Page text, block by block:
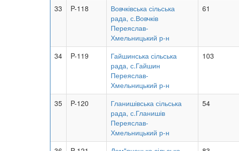
33 P-118
Вовчківська сільська
рада, с.Вовчків
Переяслав-
Хмельницький р-н
61
34 P-119
Гайшинська сільська
рада, с.Гайшин
Переяслав-
Хмельницький р-н
103
35 P-120
Гланишівська сільська
рада, с.Гланишів
Переяслав-
Хмельницький р-н
54